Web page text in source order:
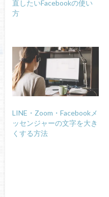
直したいFacebookの使い
方
LINE・Zoom・Facebookメ
ッセンジャーの文字を大き
くする方法